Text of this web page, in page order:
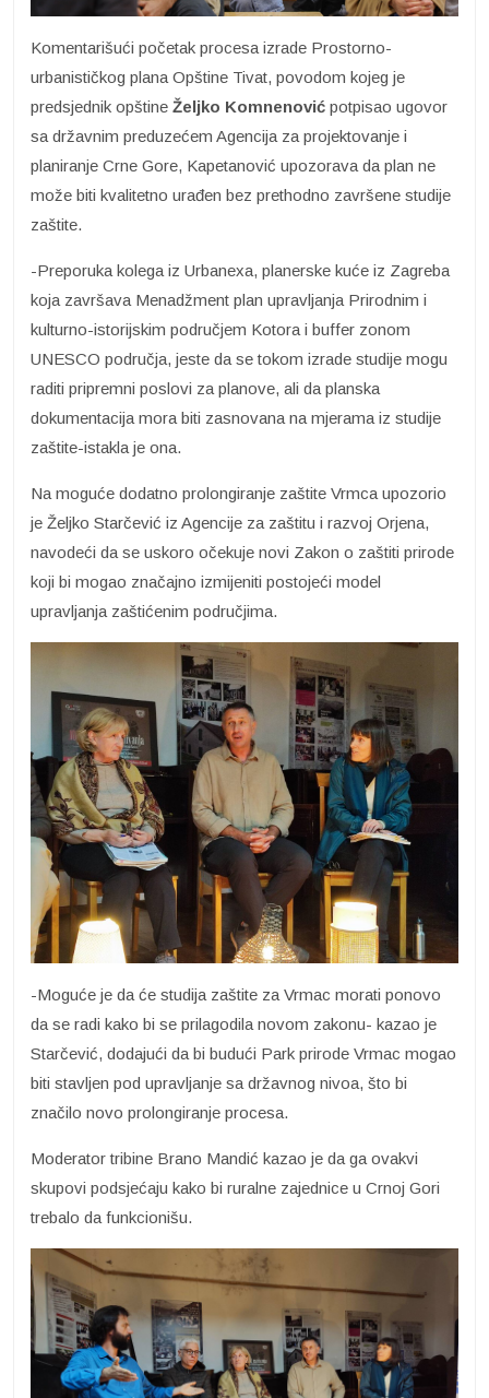
Komentarišući početak procesa izrade Prostorno-
urbanističkog plana Opštine Tivat, povodom kojeg je
predsjednik opštine Željko Komnenović potpisao ugovor
sa državnim preduzećem Agencija za projektovanje i
planiranje Crne Gore, Kapetanović upozorava da plan ne
može biti kvalitetno urađen bez prethodno završene studije
zaštite.
-Preporuka kolega iz Urbanexa, planerske kuće iz Zagreba
koja završava Menadžment plan upravljanja Prirodnim i
kulturno-istorijskim područjem Kotora i buffer zonom
UNESCO područja, jeste da se tokom izrade studije mogu
raditi pripremni poslovi za planove, ali da planska
dokumentacija mora biti zasnovana na mjerama iz studije
zaštite-istakla je ona.
Na moguće dodatno prolongiranje zaštite Vrmca upozorio
je Željko Starčević iz Agencije za zaštitu i razvoj Orjena,
navodeći da se uskoro očekuje novi Zakon o zaštiti prirode
koji bi mogao značajno izmijeniti postojeći model
upravljanja zaštićenim područjima.
-Moguće je da će studija zaštite za Vrmac morati ponovo
da se radi kako bi se prilagodila novom zakonu- kazao je
Starčević, dodajući da bi budući Park prirode Vrmac mogao
biti stavljen pod upravljanje sa državnog nivoa, što bi
značilo novo prolongiranje procesa.
Moderator tribine Brano Mandić kazao je da ga ovakvi
skupovi podsjećaju kako bi ruralne zajednice u Crnoj Gori
trebalo da funkcionišu.